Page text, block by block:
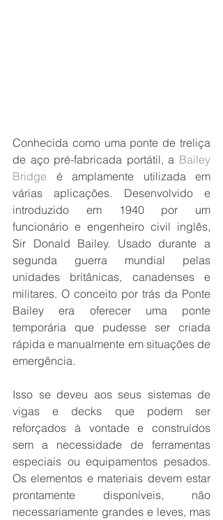
Conhecida como uma ponte de treliça
de aço pré-fabricada portátil, a Bailey
Bridge é amplamente utilizada em
várias aplicações. Desenvolvido e
introduzido em 1940 por um
funcionário e engenheiro civil inglês,
Sir Donald Bailey. Usado durante a
segunda guerra mundial pelas
unidades britânicas, canadenses e
militares. O conceito por trás da Ponte
Bailey era oferecer uma ponte
temporária que pudesse ser criada
rápida e manualmente em situações de
emergência.
Isso se deveu aos seus sistemas de
vigas e decks que podem ser
reforçados à vontade e construídos
sem a necessidade de ferramentas
especiais ou equipamentos pesados.
Os elementos e materiais devem estar
prontamente disponíveis, não
necessariamente grandes e leves, mas